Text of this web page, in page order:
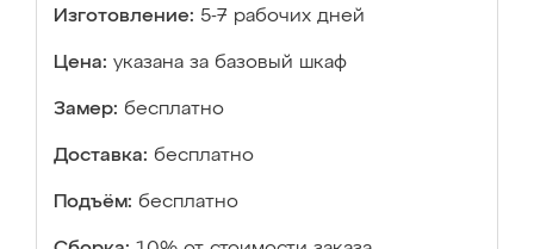
Изготовление: 5-7 рабочих дней
Цена: указана за базовый шкаф
Замер: бесплатно
Доставка: бесплатно
Подъём: бесплатно